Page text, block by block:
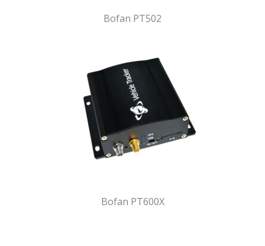
Bofan PT502
Bofan PT600X